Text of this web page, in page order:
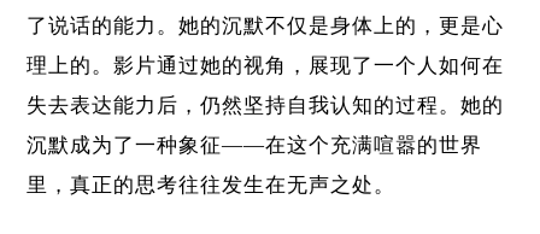
了说话的能力。她的沉默不仅是身体上的，更是心
理上的。影片通过她的视角，展现了一个人如何在
失去表达能力后，仍然坚持自我认知的过程。她的
沉默成为了一种象征——在这个充满喧嚣的世界
里，真正的思考往往发生在无声之处。